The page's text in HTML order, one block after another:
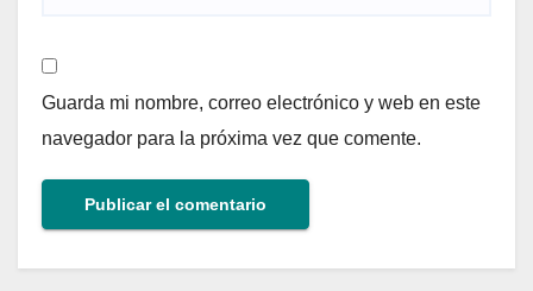
Guarda mi nombre, correo electrónico y web en este
navegador para la próxima vez que comente.